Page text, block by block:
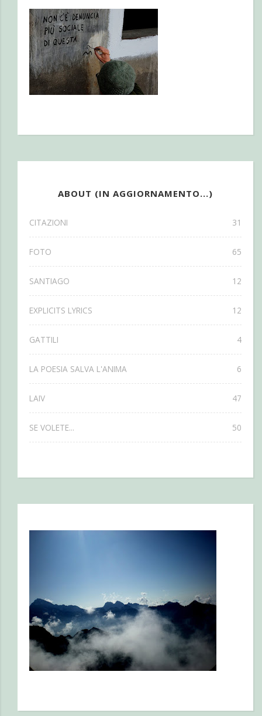
ABOUT (IN AGGIORNAMENTO...)
CITAZIONI 31
FOTO 65
SANTIAGO 12
EXPLICITS LYRICS 12
GATTILI 4
LA POESIA SALVA L'ANIMA 6
LAIV 47
SE VOLETE... 50